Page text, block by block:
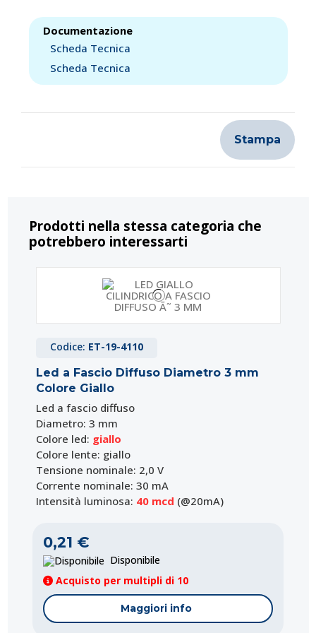
Documentazione
Scheda Tecnica
Scheda Tecnica
Stampa
Prodotti nella stessa categoria che
potrebbero interessarti
Codice: ET-19-4110
Led a Fascio Diffuso Diametro 3 mm
Colore Giallo
Led a fascio diffuso
Diametro: 3 mm
Colore led: giallo
Colore lente: giallo
Tensione nominale: 2,0 V
Corrente nominale: 30 mA
Intensità luminosa: 40 mcd (@20mA)
0,21 €
Disponibile
Acquisto per multipli di 10
Maggiori info